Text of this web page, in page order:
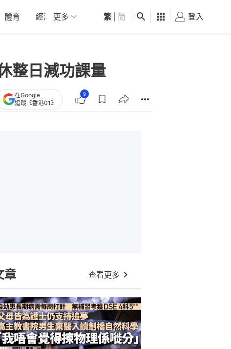
體育 經濟 01深圳 觀點 健康 好食玩飛
更多 繁 简 登入
整日減功課量
在Google
追蹤《香港01》
9
章 查看更多